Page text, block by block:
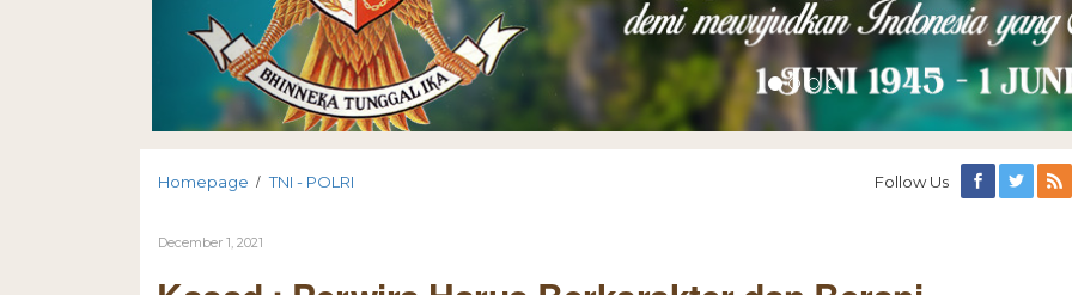
Homepage / TNI - POLRI Follow Us
December 1, 2021